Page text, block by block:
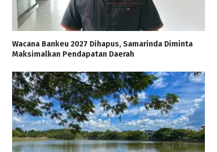
Wacana Bankeu 2027 Dihapus, Samarinda Diminta
Maksimalkan Pendapatan Daerah